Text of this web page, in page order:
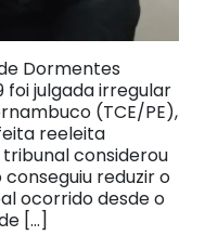
Dormentes
foi julgada irregular
(TCE/PE),
reeleita
considerou
reduzir o
ocorrido desde o
[…]